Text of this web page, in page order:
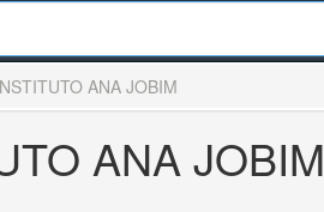
ANA JOBIM
ANA JOBIM